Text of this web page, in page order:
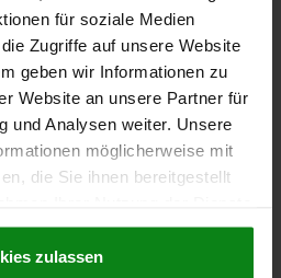
für soziale Medien
Zugriffe auf unsere Website
geben wir Informationen zu
Website an unsere Partner für
und Analysen weiter. Unsere
möglicherweise mit
die Sie ihnen bereitgestellt
Richtlinien
|AGB
zulassen
DÉTAILS